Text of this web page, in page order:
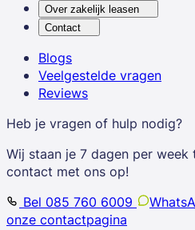
Over zakelijk leasen
Contact
Blogs
Veelgestelde vragen
Reviews
Heb je vragen of hulp nodig?
Wij staan je 7 dagen per
contact met ons op!
Bel 085 760 6009
onze contactpagina